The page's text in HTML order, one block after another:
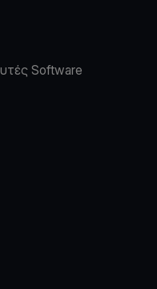
Software